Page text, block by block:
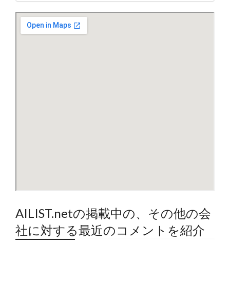
AILIST.netの掲載中の、その他の会
社に対する最近のコメントを紹介